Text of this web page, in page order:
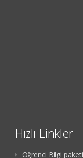
Hızlı Linkler
Öğrenci Bilgi paketi